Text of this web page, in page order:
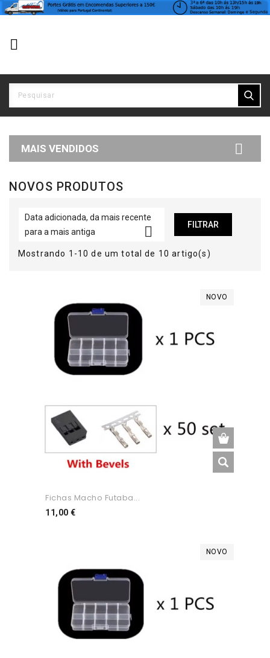

MAIS VENDIDOS 
NOVOS PRODUTOS
Data adicionada, da mais recente
para a mais antiga
 FILTRAR
Mostrando 1-10 de um total de 10 artigo(s)
NOVO
Fichas Macho Futaba...
11,00 €Preço
NOVO